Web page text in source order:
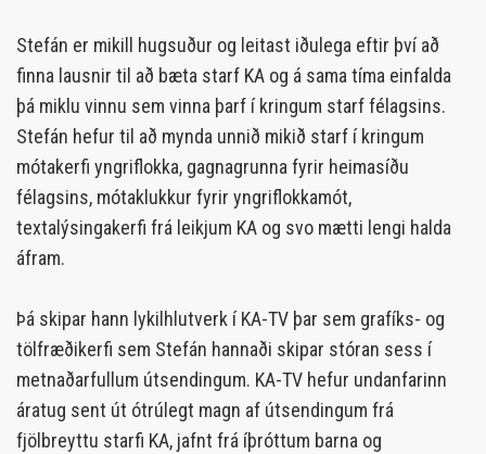
Stefán er mikill hugsuður og leitast iðulega eftir því að
finna lausnir til að bæta starf KA og á sama tíma einfalda
þá miklu vinnu sem vinna þarf í kringum starf félagsins.
Stefán hefur til að mynda unnið mikið starf í kringum
mótakerfi yngriflokka, gagnagrunna fyrir heimasíðu
félagsins, mótaklukkur fyrir yngriflokkamót,
textalýsingakerfi frá leikjum KA og svo mætti lengi halda
áfram.
Þá skipar hann lykilhlutverk í KA-TV þar sem grafíks- og
tölfræðikerfi sem Stefán hannaði skipar stóran sess í
metnaðarfullum útsendingum. KA-TV hefur undanfarinn
áratug sent út ótrúlegt magn af útsendingum frá
fjölbreyttu starfi KA, jafnt frá íþróttum barna og